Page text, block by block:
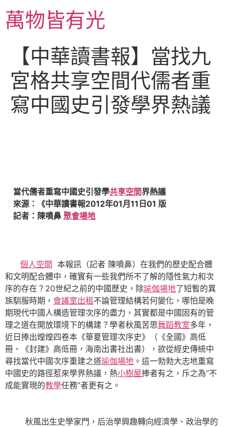
主萬物皆有光
【中華讀書報】當找九
宮格共享空間代儒者重
寫中國史引發學界熱議
當代儒者重寫中國史引發學共享空間界熱議
來源：《中華讀書報2012年01月11日01 版
記者：陳噴鼻 聚會場地
個人空間 本報訊（記者 陳噴鼻）在我們的歷史配合體
和文明配合體中，確實有一些我們所不了解的隱性氣力和次
序的存在？20世紀之前的中國歷史，除瑜伽場地了短暫的異
族馴服時期， 會議室出租 不論管理結構若何變化，哪怕是晚
期現代中國人構造管理次序的盡力，其實都是中國固有的管
理之道在開放環境下的構建？學者秋風苦思舞蹈教室多年，
近日捧出煌煌四卷本《華夏管理次序史》（《全國》高低
冊、《封建》高低冊，海南出書社出書），欲從經史傳統中
尋找當代中國次序重建之道瑜伽場地 。這一勃勃大志地重寫
中國史的路徑惹來學界熱議，熱小樹屋捧者有之，斥之為“不
成能實現的教學任務”者更有之。
秋風出生史學家門，后治學興趣轉向經濟學、政治學的